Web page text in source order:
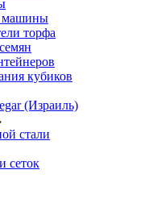
машины
торфа
кубиков
(Израиль)
стали
сеток